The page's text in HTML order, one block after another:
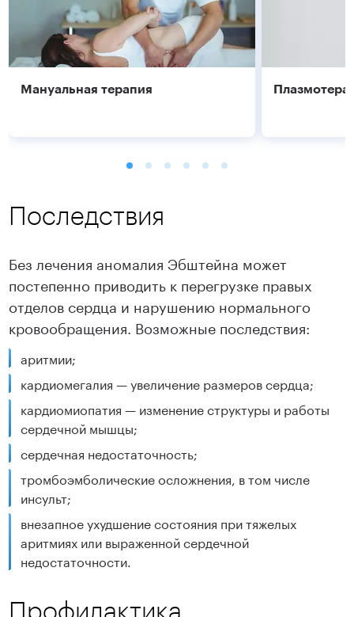
Мануальная терапия
Подробнее Подробнее
Последствия
Без лечения аномалия Эбштейна может
постепенно приводить к перегрузке правых
отделов сердца и нарушению нормального
кровообращения. Возможные последствия:
аритмии;
кардиомегалия — увеличение размеров сердца;
кардиомиопатия — изменение структуры и работы
сердечной мышцы;
сердечная недостаточность;
тромбоэмболические осложнения, в том числе
инсульт;
внезапное ухудшение состояния при тяжелых
аритмиях или выраженной сердечной
недостаточности.
Профилактика